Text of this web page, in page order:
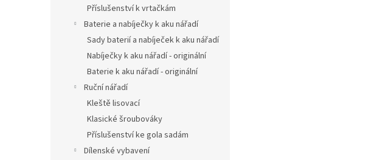
Příslušenství k vrtačkám
Baterie a nabíječky k aku nářadí
Sady baterií a nabíječek k aku nářadí
Nabíječky k aku nářadí - originální
Baterie k aku nářadí - originální
Ruční nářadí
Kleště lisovací
Klasické šroubováky
Příslušenství ke gola sadám
Dílenské vybavení